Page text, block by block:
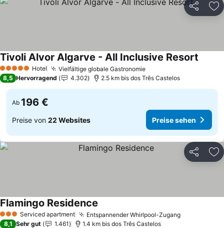
Teilen
5 Sterne Hotel Vielfältige globale GastronomiePreise sehen
Tivoli Alvor Algarve - All Inclusive Resort
8,5 Hervorragend 4.302 2.5 km bis dos Três Castelos
Ab 196 €
Preise von 22 Websites Preise sehen
Teilen
3 SterneServiced apartment Entspannender Whirlpool-ZugangPreise
Flamingo Residence
8,1 Sehr gut 1.461 1.4 km bis dos Três Castelos